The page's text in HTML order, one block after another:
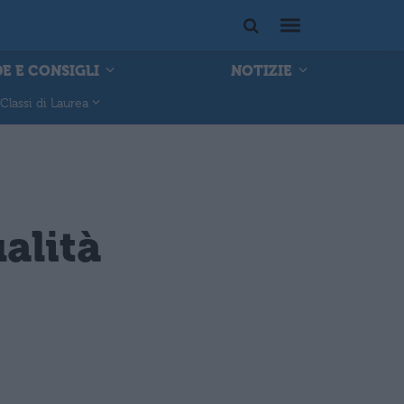
E CONSIGLI
NOTIZIE
Classi di Laurea